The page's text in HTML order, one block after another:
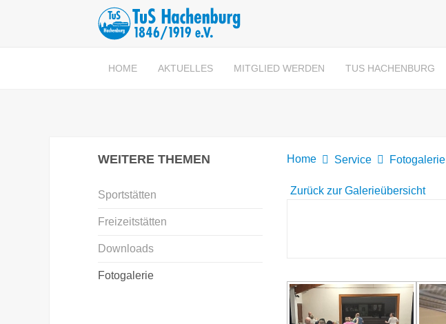
HOME AKTUELLES MITGLIED WERDEN TUS HACHENBURG
Home Service Fotogalerie
Zurück zur Galerieübersicht
WEITERE THEMEN
Sportstätten
Freizeitstätten
Downloads
Fotogalerie